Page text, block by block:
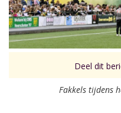
Deel dit
Fakkels tijdens